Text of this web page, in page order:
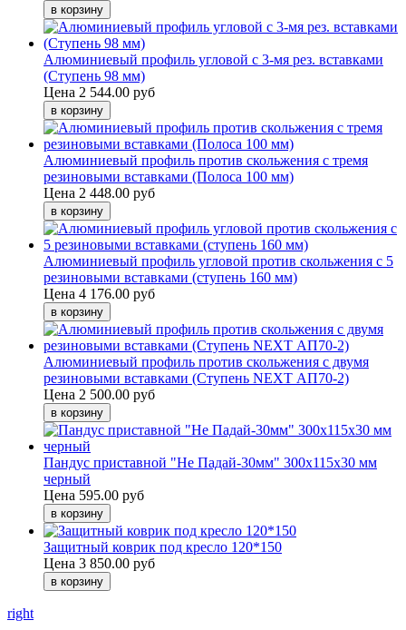
Алюминиевый профиль угловой с 3-мя рез. вставками
(Ступень 98 мм)
Цена 2 544.00 руб
Алюминиевый профиль против скольжения с тремя
резиновыми вставками (Полоса 100 мм)
Цена 2 448.00 руб
Алюминиевый профиль угловой против скольжения с 5
резиновыми вставками (ступень 160 мм)
Цена 4 176.00 руб
Алюминиевый профиль против скольжения с двумя
резиновыми вставками (Ступень NEXT АП70-2)
Цена 2 500.00 руб
Пандус приставной "Не Падай-30мм" 300х115х30 мм
черный
Цена 595.00 руб
Защитный коврик под кресло 120*150
Цена 3 850.00 руб
right